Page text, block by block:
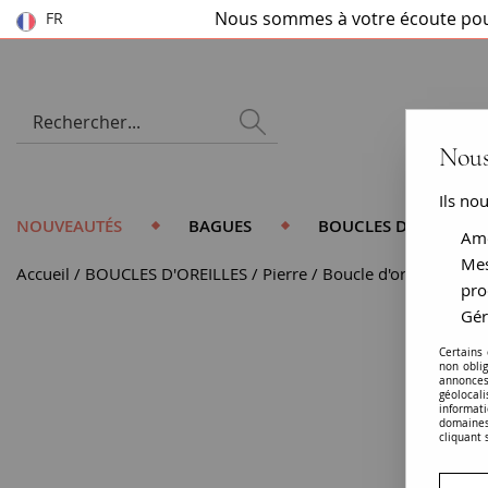
FR Nous sommes à votre écoute
NOUVEAUTÉS BAGUES BOUCLES D'OREILLES
Accueil BOUCLES D'OREILLES Pierre Boucle d'oreille
Ils
Certains
non
cliquant